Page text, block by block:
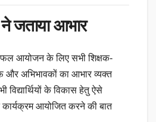
ने जताया आभार
आयोजन के लिए सभी शिक्षक-
और अभिभावकों का आभार व्यक्त
विद्यार्थियों के विकास हेतु ऐसे
आयोजित करने की बात